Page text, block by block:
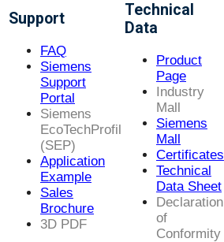
Support
FAQ
Siemens
Support
Portal
Siemens
EcoTechProfil
(SEP)
Application
Example
Sales
Brochure
3D PDF
Technical
Data
Product
Page
Industry
Mall
Siemens
Mall
Certificates
Technical
Data Sheet
Declaration
of
Conformity